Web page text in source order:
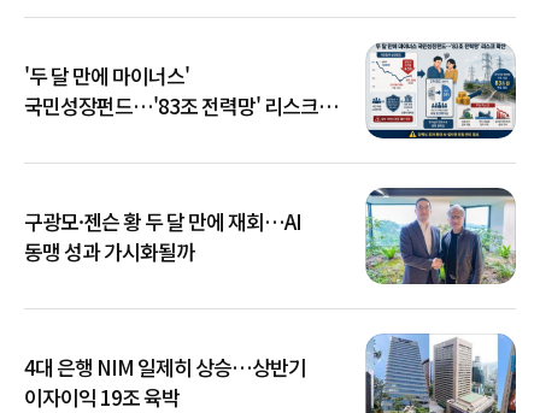
'두 달 만에 마이너스'
국민성장펀드…'83조 전력망' 리스크
구광모·젠슨 황 두 달 만에 재회…AI
동맹 성과 가시화될까
4대 은행 NIM 일제히 상승…상반기
이자이익 19조 육박